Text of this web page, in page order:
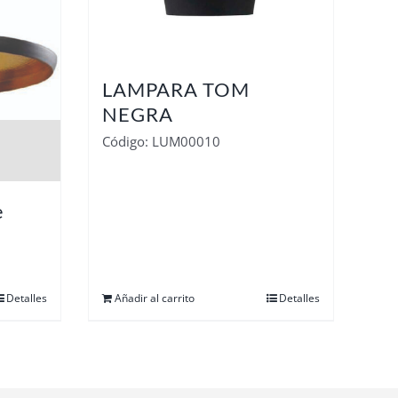
Detalles
LAMPARA TOM
NEGRA
Código: LUM00010
Añadir al carrito Detalles